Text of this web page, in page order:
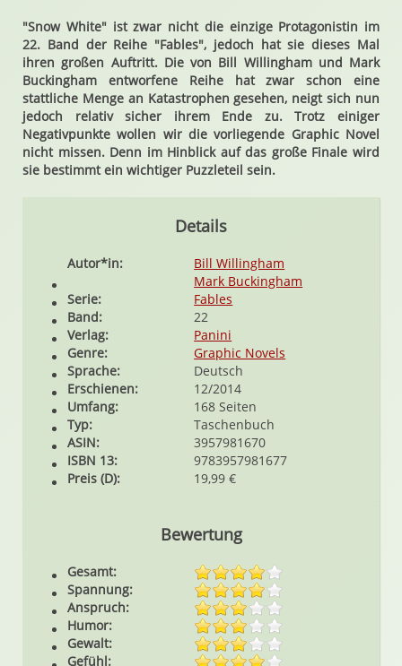
"Snow White" ist zwar nicht die einzige Protagonistin im
22. Band der Reihe "Fables", jedoch hat sie dieses Mal
ihren großen Auftritt. Die von Bill Willingham und Mark
Buckingham entworfene Reihe hat zwar schon eine
stattliche Menge an Katastrophen gesehen, neigt sich nun
jedoch relativ sicher ihrem Ende zu. Trotz einiger
Negativpunkte wollen wir die vorliegende Graphic Novel
nicht missen. Denn im Hinblick auf das große Finale wird
sie bestimmt ein wichtiger Puzzleteil sein.
Details
Autor*in:
Bill Willingham
Mark Buckingham
Serie:
Fables
Band:
22
Verlag:
Panini
Genre:
Graphic Novels
Sprache:
Deutsch
Erschienen:
12/2014
Umfang:
168 Seiten
Typ:
Taschenbuch
ASIN:
3957981670
ISBN 13:
9783957981677
Preis (D):
19,99 €
Bewertung
Gesamt:
Spannung:
Anspruch:
Humor:
Gewalt:
Gefühl: